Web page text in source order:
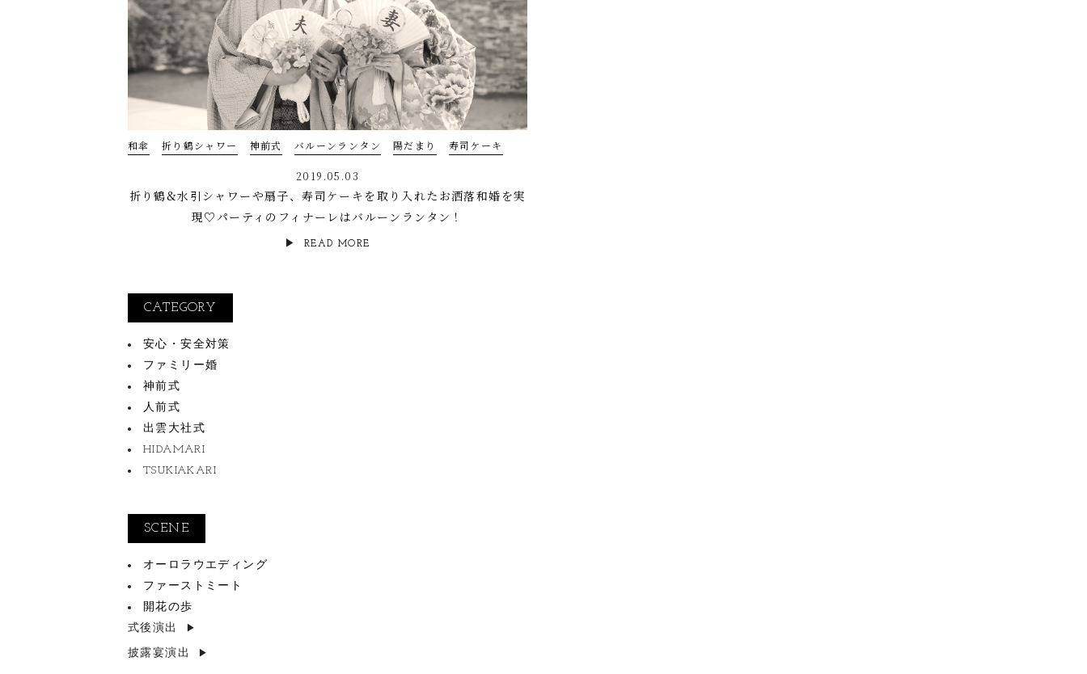
和傘 折り鶴シャワー 神前式 バルーンランタン 陽だまり 寿司ケーキ
2019.05.03
折り鶴&水引シャワーや扇子、寿司ケーキを取り入れたお洒落和婚を実
現♡パーティのフィナーレはバルーンランタン！
READ MORE
CATEGORY
安心・安全対策
ファミリー婚
神前式
人前式
出雲大社式
HIDAMARI
TSUKIAKARI
SCENE
オーロラウエディング
ファーストミート
開花の歩
式後演出
披露宴演出